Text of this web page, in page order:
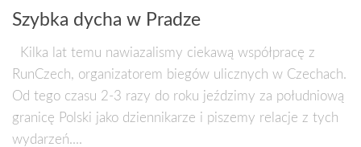
Szybka dycha w Pradze
Kilka lat temu nawiazalismy ciekawą współpracę z
RunCzech, organizatorem biegów ulicznych w Czechach.
Od tego czasu 2-3 razy do roku jeździmy za południową
granicę Polski jako dziennikarze i piszemy relacje z tych
wydarzeń....